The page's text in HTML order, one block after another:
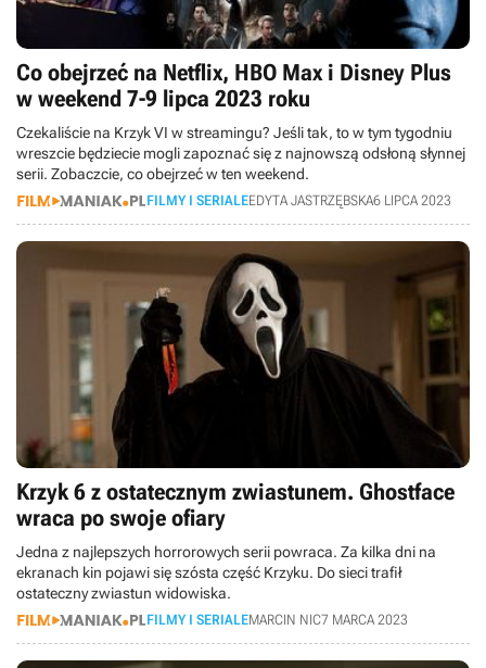
Co obejrzeć na Netflix, HBO Max i Disney Plus
w weekend 7-9 lipca 2023 roku
Czekaliście na Krzyk VI w streamingu? Jeśli tak, to w tym tygodniu
wreszcie będziecie mogli zapoznać się z najnowszą odsłoną słynnej
serii. Zobaczcie, co obejrzeć w ten weekend.
FILMY I SERIALEEDYTA JASTRZĘBSKA6 LIPCA 2023
Krzyk 6 z ostatecznym zwiastunem. Ghostface
wraca po swoje ofiary
Jedna z najlepszych horrorowych serii powraca. Za kilka dni na
ekranach kin pojawi się szósta część Krzyku. Do sieci trafił
ostateczny zwiastun widowiska.
FILMY I SERIALEMARCIN NIC7 MARCA 2023